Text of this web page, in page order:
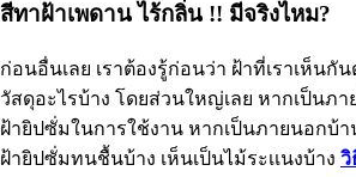
สีทาฝ้าเพดาน ไร้กลิ่น !! มีจริงไหม?
ก่อนอื่นเลย เราต้องรู้ก่อนว่า ฝ้าที่เราเห็น
วัสดุอะไรบ้าง โดยส่วนใหญ่เลย หากเป็นภา
ฝ้ายิปซั่มในการใช้งาน หากเป็นภายนอกบ้า
ฝ้ายิปซั่มทนชื้นบ้าง เห็นเป็นไม้ระเเนงบ้าง วิ